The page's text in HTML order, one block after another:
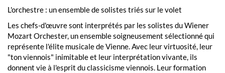
L'orchestre : un ensemble de solistes triés sur le volet
Les chefs-d'œuvre sont interprétés par les solistes du Wiener
Mozart Orchester, un ensemble soigneusement sélectionné qui
représente l'élite musicale de Vienne. Avec leur virtuosité, leur
"ton viennois" inimitable et leur interprétation vivante, ils
donnent vie à l'esprit du classicisme viennois. Leur formation